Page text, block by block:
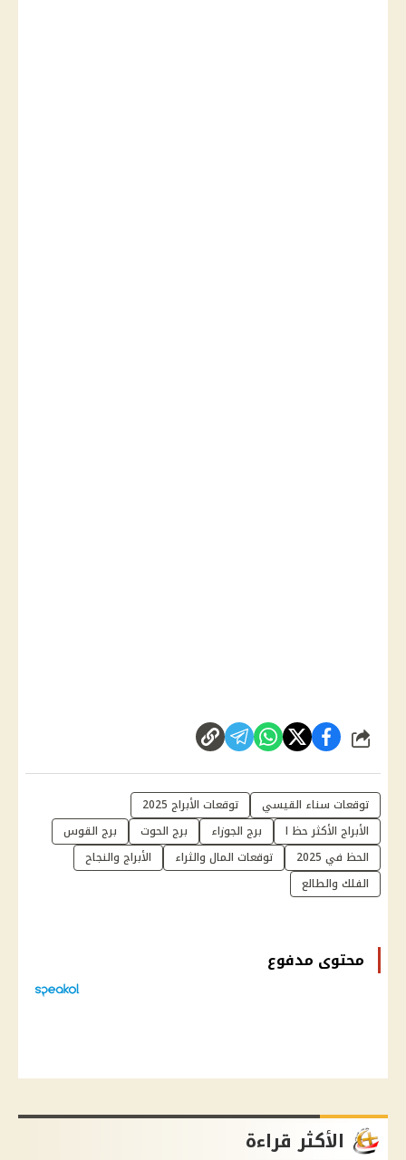
شارك
توقعات سناء القيسي
توقعات الأبراج 2025
الأبراج الأكثر حظ ا
برج الجوزاء برج الحوت
برج القوس
الحظ في 2025
توقعات المال والثراء
الأبراج والنجاح
الفلك والطالع
محتوى مدفوع
الأكثر قراءة